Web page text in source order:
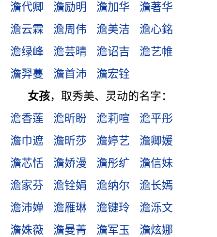
澹代卿
澹励明 澹加华
澹著华
澹云霖
澹周伟 澹美洁
澹心銘
澹绿峰
澹芸晴 澹诏吉
澹艺帷
澹羿蔓
澹首沛
澹宏铨
女孩，取秀美、灵动的名字：
澹香莲
澹昕盼 澹莉喧
澹平彤
澹巾遮
澹昕莎 澹婷艺
澹卿媛
澹芯恬
澹娇漫 澹彤纩
澹信妹
澹家芬
澹铨娟 澹纳尔
澹长嫣
澹沛婵
澹雁琳 澹键玲
澹泺文
澹姝薇
澹曼菁 澹军玉
澹炫娜